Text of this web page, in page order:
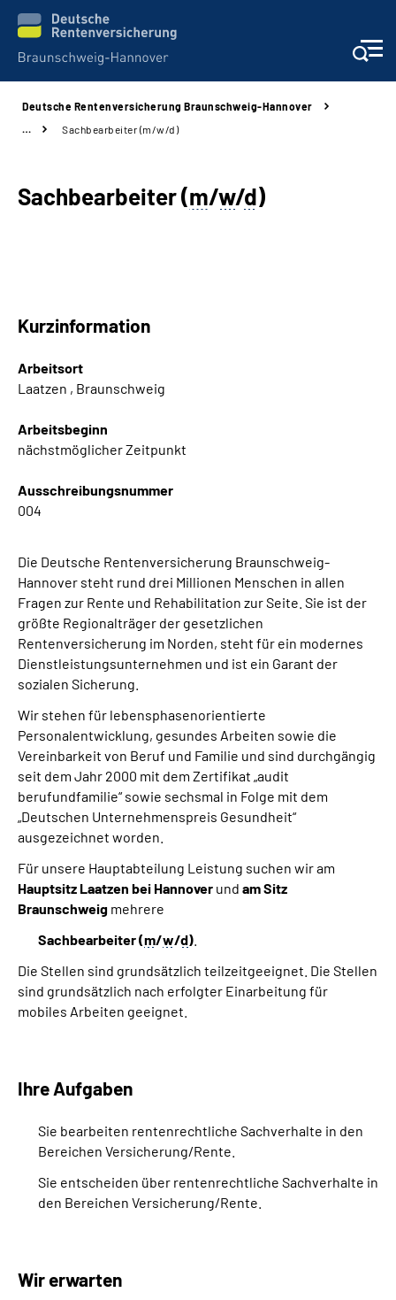
Über uns
Inhalte in Gebärdensprache (DGS)
Mein Kundenportal
Deutsche Rentenversicherung Braunschweig-Hannover
…
Sachbearbeiter (m/w/d)
Sachbearbeiter (m/w/d)
Kurzinformation
Arbeitsort
Laatzen , Braunschweig
Arbeitsbeginn
nächstmöglicher Zeitpunkt
Ausschreibungsnummer
004
Die Deutsche Rentenversicherung Braunschweig-
Hannover steht rund drei Millionen Menschen in allen
Fragen zur Rente und Rehabilitation zur Seite. Sie ist der
größte Regionalträger der gesetzlichen
Rentenversicherung im Norden, steht für ein modernes
Dienstleistungsunternehmen und ist ein Garant der
sozialen Sicherung.
Wir stehen für lebensphasenorientierte
Personalentwicklung, gesundes Arbeiten sowie die
Vereinbarkeit von Beruf und Familie und sind durchgängig
seit dem Jahr 2000 mit dem Zertifikat „audit
berufundfamilie“ sowie sechsmal in Folge mit dem
„Deutschen Unternehmenspreis Gesundheit“
ausgezeichnet worden.
Für unsere Hauptabteilung Leistung suchen wir am
Hauptsitz Laatzen bei Hannover und am Sitz
Braunschweig mehrere
Sachbearbeiter (m/w/d)
Die Stellen sind grundsätzlich teilzeitgeeignet. Die Stellen
sind grundsätzlich nach erfolgter Einarbeitung für
mobiles Arbeiten geeignet.
Ihre Aufgaben
Sie bearbeiten rentenrechtliche Sachverhalte in den
Bereichen Versicherung/Rente.
Sie entscheiden über rentenrechtliche Sachverhalte in
den Bereichen Versicherung/Rente.
Wir erwarten